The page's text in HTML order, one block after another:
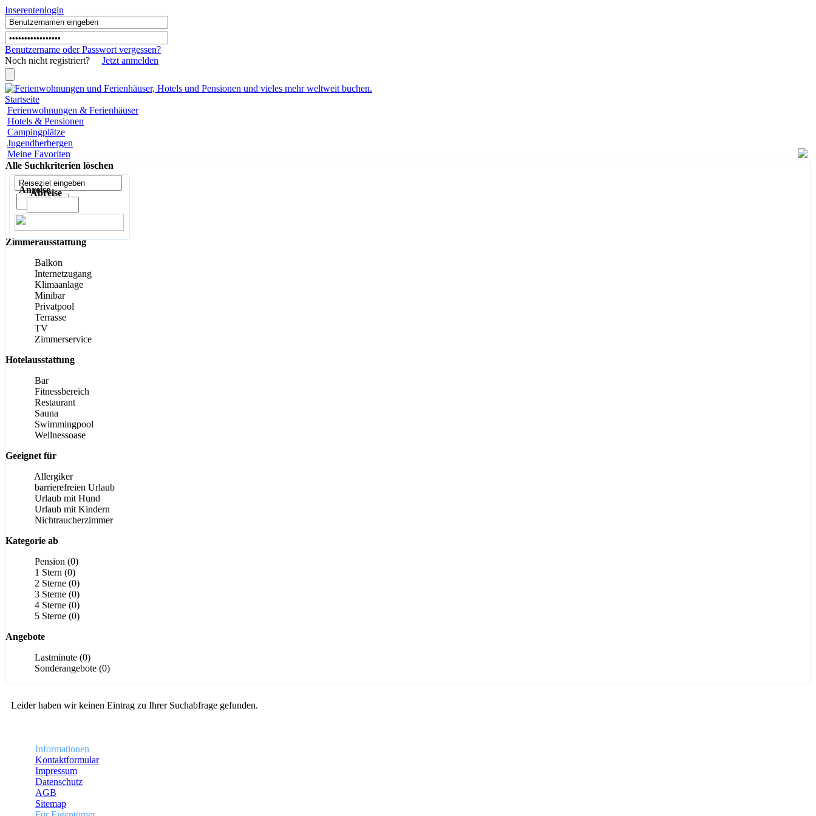
Inserentenlogin
Benutzername oderPasswort vergessen?
Noch nicht registriert?
Jetzt anmelden
Startseite
Ferienwohnungen & Ferienhäuser
Hotels & Pensionen
Campingplätze
Jugendherbergen
Meine Favoriten
Alle Suchkriterien löschen
Anreise
Abreise
Zimmerausstattung
Balkon
Internetzugang
Klimaanlage
Minibar
Privatpool
Terrasse
TV
Zimmerservice
Hotelausstattung
Bar
Fitnessbereich
Restaurant
Sauna
Swimmingpool
Wellnessoase
Geeignet für
Allergiker
barrierefreien Urlaub
Urlaub mit Hund
Urlaub mit Kindern
Nichtraucherzimmer
Kategorie ab
Pension (0)
1 Stern (0)
2 Sterne (0)
3 Sterne (0)
4 Sterne (0)
5 Sterne (0)
Angebote
Lastminute (0)
Sonderangebote (0)
Leider haben wir keinen Eintrag zu Ihrer Suchabfrage gefunden.
Informationen
Kontaktformular
Impressum
Datenschutz
AGB
Sitemap